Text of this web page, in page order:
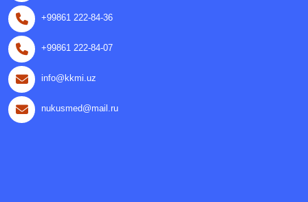
+99861 222-84-36
+99861 222-84-07
info@kkmi.uz
nukusmed@mail.ru